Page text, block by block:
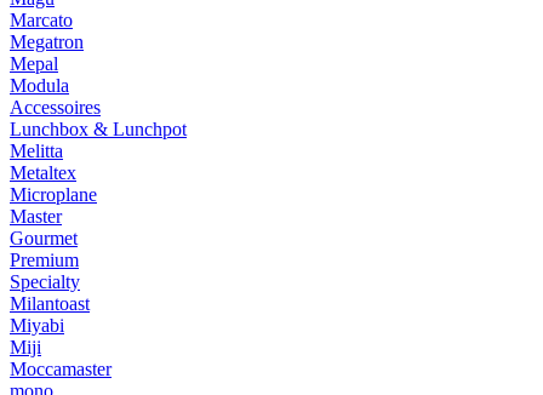
Marcato
Megatron
Mepal
Modula
Accessoires
Lunchbox & Lunchpot
Melitta
Metaltex
Microplane
Master
Gourmet
Premium
Specialty
Milantoast
Miyabi
Miji
Moccamaster
mono